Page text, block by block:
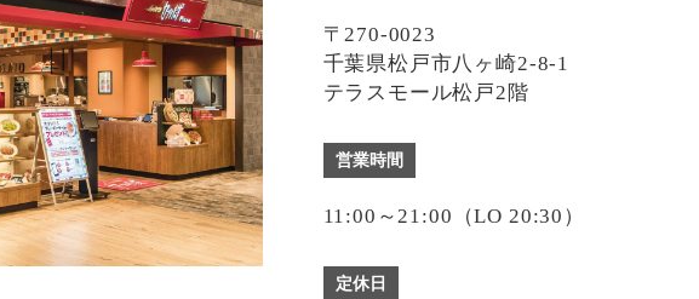
〒270-0023
千葉県松戸市八ヶ崎2-8-1
テラスモール松戸2階
営業時間
11:00～21:00（LO 20:30）
定休日